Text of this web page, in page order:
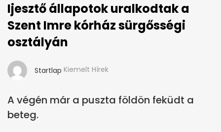
Ijesztő állapotok uralkodtak a
Szent Imre kórház sürgősségi
osztályán
Startlap Kiemelt Hírek
A végén már a puszta földön feküdt a
beteg.